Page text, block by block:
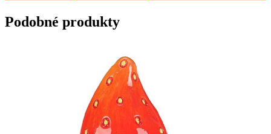
Podobné produkty